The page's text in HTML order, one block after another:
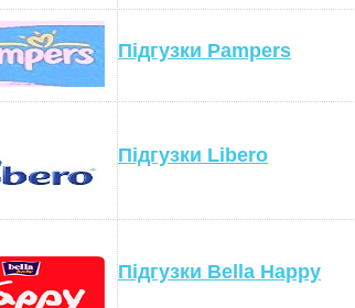
Підгузки Pampers
Підгузки Libero
Підгузки Bella Happy